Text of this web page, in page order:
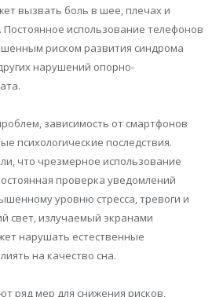
вызвать боль в шее, плечах и
Постоянное использование телефонов
риском развития синдрома
нарушений опорно-
зависимость от смартфонов
психологические последствия.
что чрезмерное использование
проверка уведомлений
уровню стресса, тревоги и
свет, излучаемый экранами
нарушать естественные
на качество сна.
ряд мер для снижения рисков,